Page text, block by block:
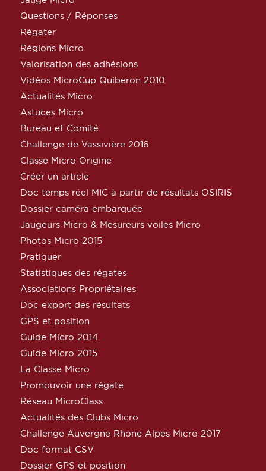
Questions / Réponses
Régater
Régions Micro
Valorisation des adhésions
Vidéos MicroCup Quiberon 2010
Actualités Micro
Astuces Micro
Bureau et Comité
Challenge de Vassivière 2016
Classe Micro Origine
Créer un article
Doc temps réel MIC à partir de résultats OSIRIS
Dossier caméra embarquée
Jaugeurs Micro & Mesureurs voiles Micro
Photos Micro 2015
Pratiquer
Statistiques des régates
Associations Propriétaires
Doc export des résultats
GPS et position
Guide Micro 2014
Guide Micro 2015
La Classe Micro
Promouvoir une régate
Réseau MicroClass
Actualités des Clubs Micro
Challenge Auvergne Rhone Alpes Micro 2017
Doc format CSV
Dossier GPS et position